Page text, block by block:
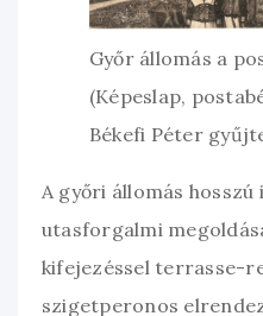
Győr állomás a
(Képeslap,
Békefi Péter
A győri állomás
utasforgalmi
kifejezéssel terrasse-
szigetperonos